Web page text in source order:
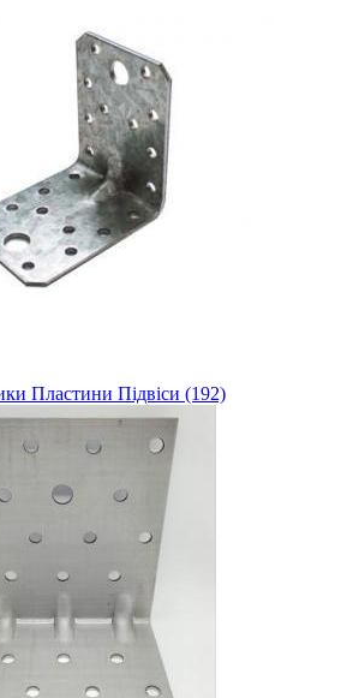
Пластини Підвіси (192)